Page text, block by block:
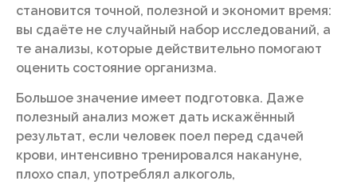
становится точной, полезной и экономит время:
вы сдаёте не случайный набор исследований, а
те анализы, которые действительно помогают
оценить состояние организма.
Большое значение имеет подготовка. Даже
полезный анализ может дать искажённый
результат, если человек поел перед сдачей
крови, интенсивно тренировался накануне,
плохо спал, употреблял алкоголь,